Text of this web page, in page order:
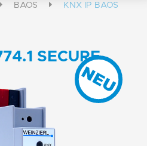
BAOS
KNX IP BAOS
SECURE